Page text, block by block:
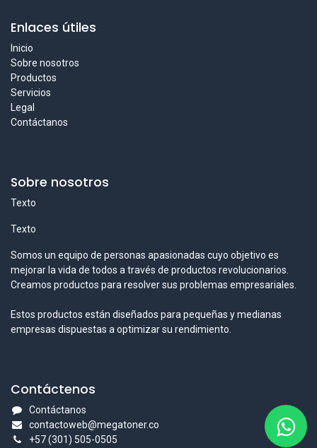
Enlaces útiles
Inicio
Sobre nosotros
Productos
Servicios
Legal
Contáctanos
Sobre nosotros
Texto
Texto
Somos un equipo de personas apasionadas cuyo objetivo es
mejorar la vida de todos a través de productos revolucionarios.
Creamos productos para resolver sus problemas empresariales.
Estos productos están diseñados para pequeñas y medianas
empresas dispuestas a optimizar su rendimiento.
Contáctenos
Contáctanos
contactoweb@megatoner.co
+57 (301) 505-0505